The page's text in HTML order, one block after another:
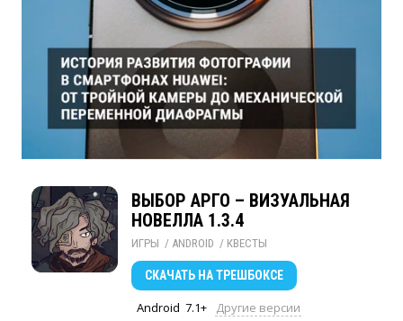
ВЫБОР АРГО – ВИЗУАЛЬНАЯ
НОВЕЛЛА 1.3.4
ИГРЫ / ANDROID / КВЕСТЫ
СКАЧАТЬ НА ТРЕШБОКСЕ
Android 7.1+ Другие версии